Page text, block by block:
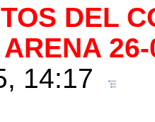
DEL
14:17